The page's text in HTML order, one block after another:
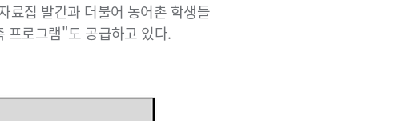
료집 발간과 더불어 농어촌 학생들
프로그램"도 공급하고 있다.